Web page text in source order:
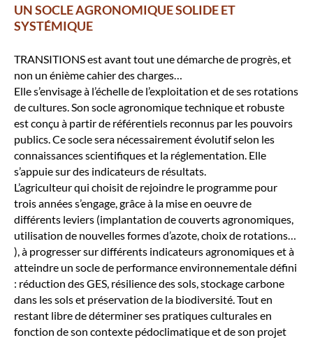
UN SOCLE AGRONOMIQUE SOLIDE ET
SYSTÉMIQUE
TRANSITIONS est avant tout une démarche de progrès, et
non un énième cahier des charges…
Elle s’envisage à l’échelle de l’exploitation et de ses rotations
de cultures. Son socle agronomique technique et robuste
est conçu à partir de référentiels reconnus par les pouvoirs
publics. Ce socle sera nécessairement évolutif selon les
connaissances scientifiques et la réglementation. Elle
s’appuie sur des indicateurs de résultats.
L’agriculteur qui choisit de rejoindre le programme pour
trois années s’engage, grâce à la mise en oeuvre de
différents leviers (implantation de couverts agronomiques,
utilisation de nouvelles formes d’azote, choix de rotations…
), à progresser sur différents indicateurs agronomiques et à
atteindre un socle de performance environnementale défini
: réduction des GES, résilience des sols, stockage carbone
dans les sols et préservation de la biodiversité. Tout en
restant libre de déterminer ses pratiques culturales en
fonction de son contexte pédoclimatique et de son projet